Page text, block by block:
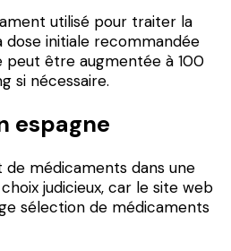
utilisé pour traiter la
initiale recommandée
peut être augmentée à 100
si nécessaire.
espagne
de médicaments dans une
judicieux, car le site web
sélection de médicaments